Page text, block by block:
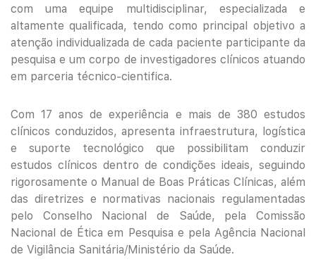
com uma equipe multidisciplinar, especializada e
altamente qualificada, tendo como principal objetivo a
atenção individualizada de cada paciente participante da
pesquisa e um corpo de investigadores clínicos atuando
em parceria técnico-cientifica.
Com 17 anos de experiência e mais de 380 estudos
clínicos conduzidos, apresenta infraestrutura, logística
e suporte tecnológico que possibilitam conduzir
estudos clínicos dentro de condições ideais, seguindo
rigorosamente o Manual de Boas Práticas Clínicas, além
das diretrizes e normativas nacionais regulamentadas
pelo Conselho Nacional de Saúde, pela Comissão
Nacional de Ética em Pesquisa e pela Agência Nacional
de Vigilância Sanitária/Ministério da Saúde.